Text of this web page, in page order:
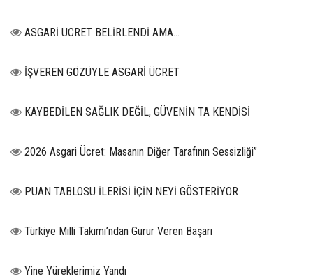
ASGARİ UCRET BELİRLENDİ AMA...
İŞVEREN GÖZÜYLE ASGARİ ÜCRET
KAYBEDİLEN SAĞLIK DEĞİL, GÜVENİN TA KENDİSİ
2026 Asgari Ücret: Masanın Diğer Tarafının Sessizliği”
PUAN TABLOSU İLERİSİ İÇİN NEYİ GÖSTERİYOR
Türkiye Milli Takımı’ndan Gurur Veren Başarı
Yine Yüreklerimiz Yandı